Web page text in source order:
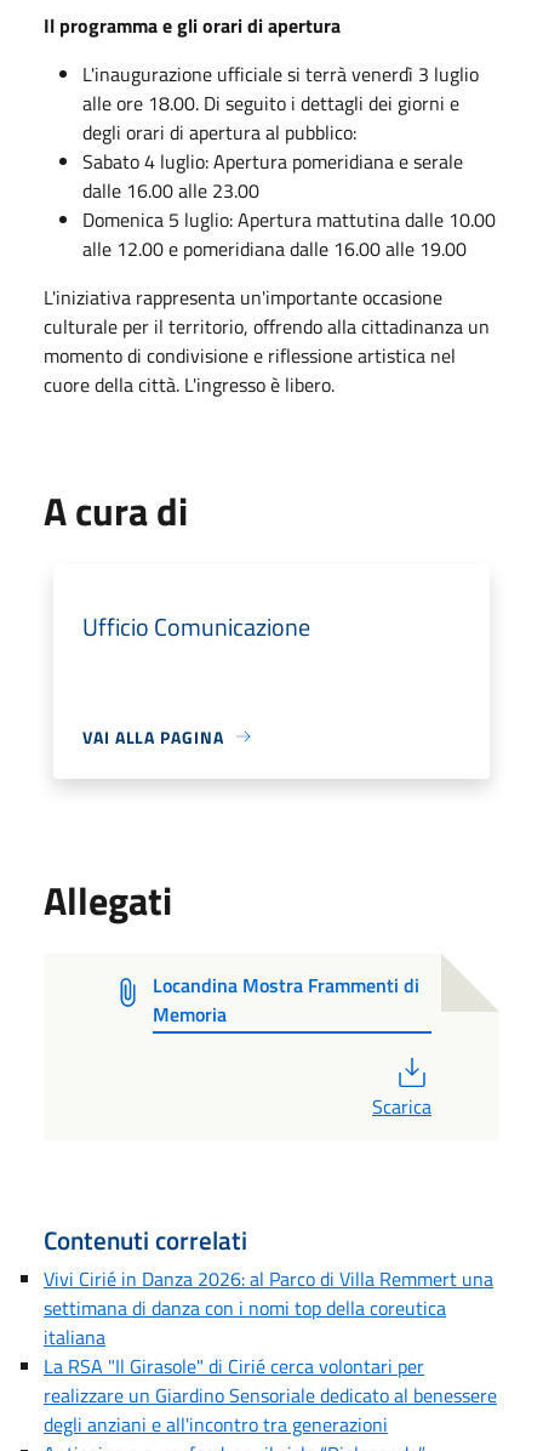
Il programma e gli orari di apertura
L'inaugurazione ufficiale si terrà venerdì 3 luglio
alle ore 18.00. Di seguito i dettagli dei giorni e
degli orari di apertura al pubblico:
Sabato 4 luglio: Apertura pomeridiana e serale
dalle 16.00 alle 23.00
Domenica 5 luglio: Apertura mattutina dalle 10.00
alle 12.00 e pomeridiana dalle 16.00 alle 19.00
L'iniziativa rappresenta un'importante occasione
culturale per il territorio, offrendo alla cittadinanza un
momento di condivisione e riflessione artistica nel
cuore della città. L'ingresso è libero.
A cura di
Ufficio Comunicazione
VAI ALLA PAGINA
Allegati
Locandina Mostra Frammenti di
Memoria
Scarica
Contenuti correlati
Vivi Cirié in Danza 2026: al Parco di Villa Remmert una
settimana di danza con i nomi top della coreutica
italiana
La RSA "Il Girasole" di Cirié cerca volontari per
realizzare un Giardino Sensoriale dedicato al benessere
degli anziani e all'incontro tra generazioni